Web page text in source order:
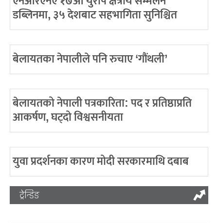
डब्लिनमा, ३५ देशबाट सहभागिता सुनिश्चित
बेलायतका नेपालीले पनि रुचाए ‘गौंथली’
बेलायतको नेपाली पत्रकारिता: पद र प्रतिष्ठाप्रति
आकर्षण, घट्दो विश्वसनीयता
युवा प्रदर्शनका कारण मोदी सरकारमाथि दबाब
ट्रेन्डिङ